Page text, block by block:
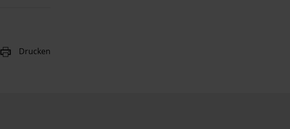
Drucken